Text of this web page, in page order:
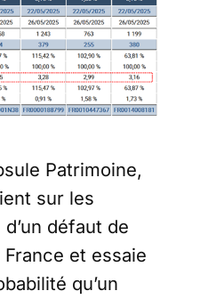
Patrimoine,
sur les
défaut de
et essaie
qu’un